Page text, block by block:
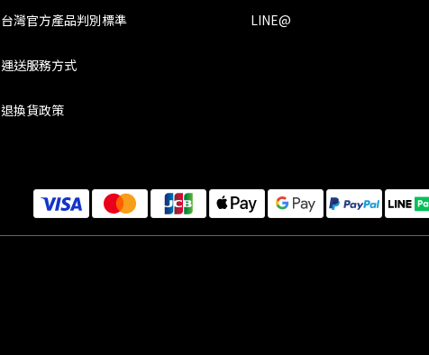
台灣官方產品判別標準
運送服務方式
退換貨政策
LINE@